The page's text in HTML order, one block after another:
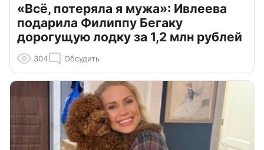
«Всё, потеряла я мужа»: Ивлеева
подарила Филиппу Бегаку
дорогущую лодку за 1,2 млн рублей
304 Обсудить